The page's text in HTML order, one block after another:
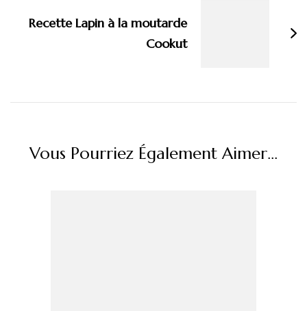
Recette Lapin à la moutarde
Cookut
Vous Pourriez Également Aimer...